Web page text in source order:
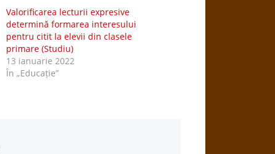
Valorificarea lecturii expresive
determină formarea interesului
pentru citit la elevii din clasele
primare (Studiu)
13 ianuarie 2022
În „Educație”